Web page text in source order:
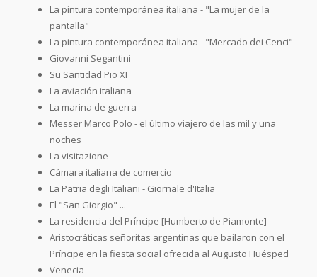
La pintura contemporánea italiana - "La mujer de la
pantalla"
La pintura contemporánea italiana - "Mercado dei Cenci"
Giovanni Segantini
Su Santidad Pio XI
La aviación italiana
La marina de guerra
Messer Marco Polo - el último viajero de las mil y una
noches
La visitazione
Cámara italiana de comercio
La Patria degli Italiani - Giornale d'Italia
El "San Giorgio" ...
La residencia del Príncipe [Humberto de Piamonte]
Aristocráticas señoritas argentinas que bailaron con el
Príncipe en la fiesta social ofrecida al Augusto Huésped
Venecia